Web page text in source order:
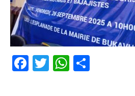
Facebook
TwitterWhatsApp